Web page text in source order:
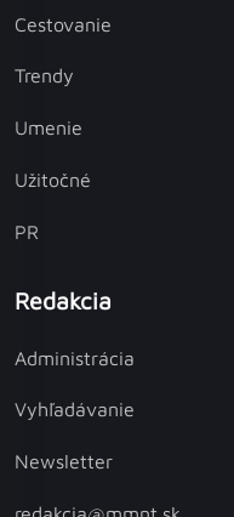
Cestovanie
Trendy
Umenie
Užitočné
PR
Redakcia
Administrácia
Vyhľadávanie
Newsletter